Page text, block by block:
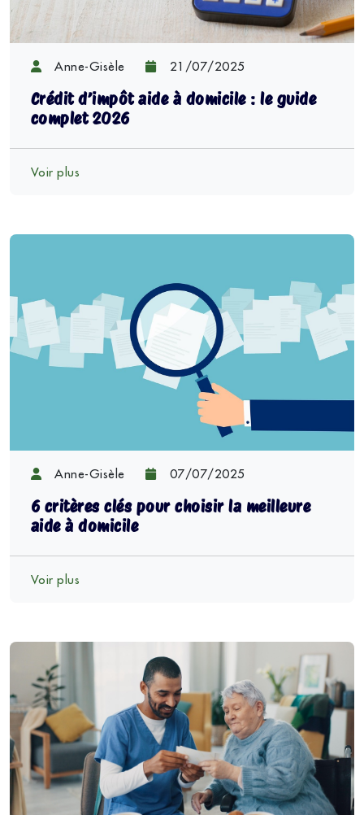
Anne-Gisèle 21/07/2025
Crédit d’impôt aide à domicile : le guide
complet 2026
Voir plus
Anne-Gisèle 07/07/2025
6 critères clés pour choisir la meilleure
aide à domicile
Voir plus